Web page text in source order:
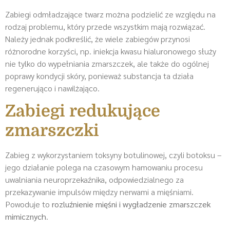
Zabiegi odmładzające twarz można podzielić ze względu na
rodzaj problemu, który przede wszystkim mają rozwiązać.
Należy jednak podkreślić, że wiele zabiegów przynosi
różnorodne korzyści, np. iniekcja kwasu hialuronowego służy
nie tylko do wypełniania zmarszczek, ale także do ogólnej
poprawy kondycji skóry, ponieważ substancja ta działa
regenerująco i nawilżająco.
Zabiegi redukujące
zmarszczki
Zabieg z wykorzystaniem toksyny botulinowej, czyli botoksu –
jego działanie polega na czasowym hamowaniu procesu
uwalniania neuroprzekaźnika, odpowiedzialnego za
przekazywanie impulsów między nerwami a mięśniami.
Powoduje to rozluźnienie mięśni i wygładzenie zmarszczek
mimicznych.